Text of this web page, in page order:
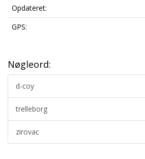
Opdateret:
GPS:
Nøgleord:
d-coy
trelleborg
zirovac